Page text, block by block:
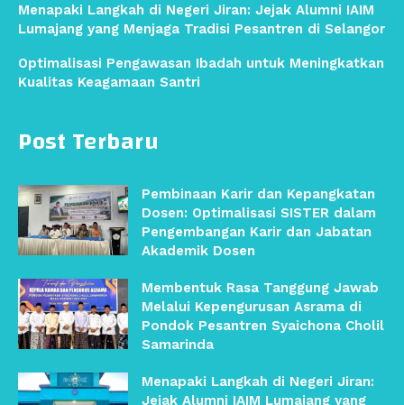
Post Terbaru
Pembinaan Karir dan Kepangkatan
Dosen: Optimalisasi SISTER dalam
Pengembangan Karir dan Jabatan
Akademik Dosen
Membentuk Rasa Tanggung Jawab
Melalui Kepengurusan Asrama di
Pondok Pesantren Syaichona Cholil
Samarinda
Menapaki Langkah di Negeri Jiran:
Jejak Alumni IAIM Lumajang yang
Menapaki Langkah di Negeri Jiran: Jejak Alumni IAIM
Lumajang yang Menjaga Tradisi Pesantren di Selangor
Optimalisasi Pengawasan Ibadah untuk Meningkatkan
Kualitas Keagamaan Santri